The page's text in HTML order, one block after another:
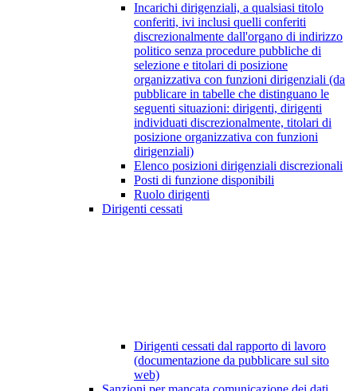
Incarichi dirigenziali, a qualsiasi titolo
conferiti, ivi inclusi quelli conferiti
discrezionalmente dall'organo di indirizzo
politico senza procedure pubbliche di
selezione e titolari di posizione
organizzativa con funzioni dirigenziali (da
pubblicare in tabelle che distinguano le
seguenti situazioni: dirigenti, dirigenti
individuati discrezionalmente, titolari di
posizione organizzativa con funzioni
dirigenziali)
Elenco posizioni dirigenziali discrezionali
Posti di funzione disponibili
Ruolo dirigenti
Dirigenti cessati
Dirigenti cessati dal rapporto di lavoro
(documentazione da pubblicare sul sito
web)